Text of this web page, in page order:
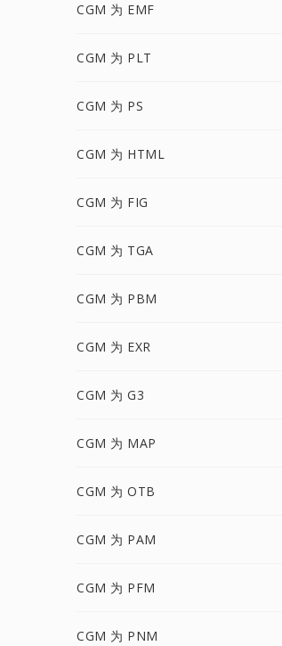
CGM 为 EMF
CGM 为 PLT
CGM 为 PS
CGM 为 HTML
CGM 为 FIG
CGM 为 TGA
CGM 为 PBM
CGM 为 EXR
CGM 为 G3
CGM 为 MAP
CGM 为 OTB
CGM 为 PAM
CGM 为 PFM
CGM 为 PNM